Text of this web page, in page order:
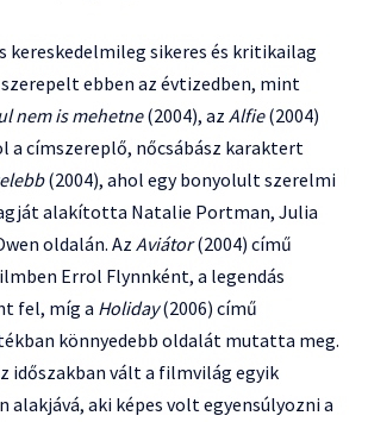
kereskedelmileg sikeres és kritikailag
ebben az évtizedben, mint
nem is mehetne(2004), az Alfie(2004)
a címszereplő, nőcsábász karaktert
(2004), ahol egy bonyolult szerelmi
alakította Natalie Portman, Julia
oldalán. Az Aviátor(2004) című
Errol Flynnként, a legendás
fel, míg a Holiday(2006) című
könnyedebb oldalát mutatta meg.
időszakban vált a filmvilág egyik
aki képes volt egyensúlyozni a